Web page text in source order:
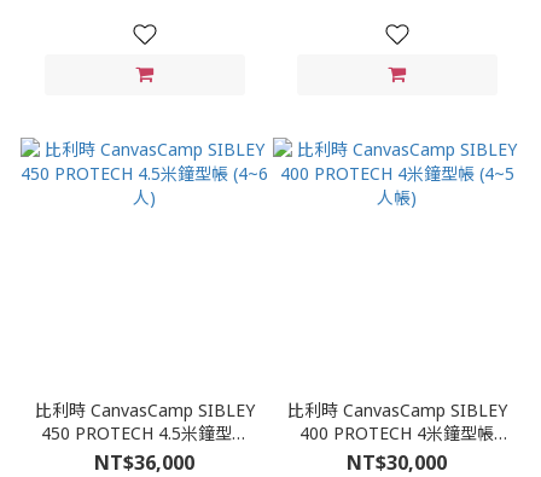
比利時 CanvasCamp SIBLEY
450 PROTECH 4.5米鐘型帳
(4~6人)
NT$36,000
比利時 CanvasCamp SIBLEY
400 PROTECH 4米鐘型帳
(4~5人帳)
NT$30,000